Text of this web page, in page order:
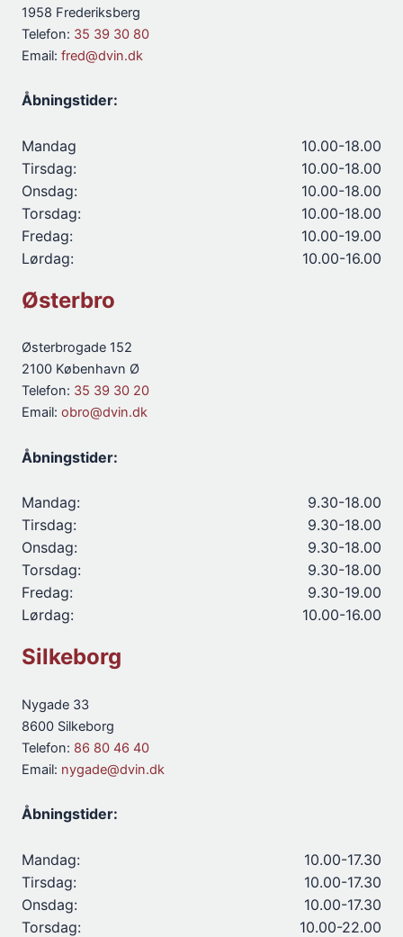
1958 Frederiksberg
Telefon: 35 39 30 80
Email: fred@dvin.dk
Åbningstider:
Mandag
10.00-18.00
Tirsdag:
10.00-18.00
Onsdag:
10.00-18.00
Torsdag:
10.00-18.00
Fredag:
10.00-19.00
Lørdag:
10.00-16.00
Østerbro
Østerbrogade 152
2100 København Ø
Telefon: 35 39 30 20
Email: obro@dvin.dk
Åbningstider:
Mandag:
9.30-18.00
Tirsdag:
9.30-18.00
Onsdag:
9.30-18.00
Torsdag:
9.30-18.00
Fredag:
9.30-19.00
Lørdag:
10.00-16.00
Silkeborg
Nygade 33
8600 Silkeborg
Telefon: 86 80 46 40
Email: nygade@dvin.dk
Åbningstider:
Mandag:
10.00-17.30
Tirsdag:
10.00-17.30
Onsdag:
10.00-17.30
Torsdag:
10.00-22.00